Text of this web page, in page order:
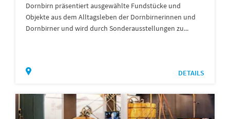
Dornbirn präsentiert ausgewählte Fundstücke und
Objekte aus dem Alltagsleben der Dornbirnerinnen und
Dornbirner und wird durch Sonderausstellungen zu...
DETAILS